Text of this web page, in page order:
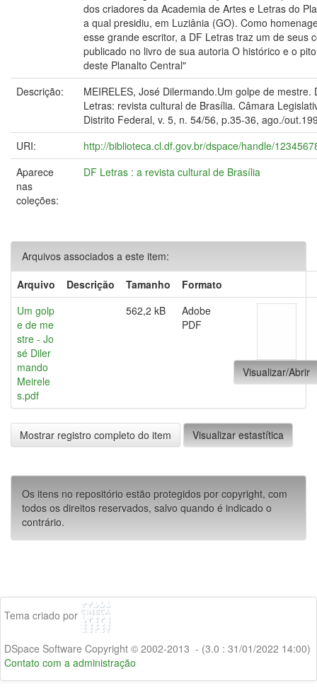
dos criadores da Academia de Artes e Letras do
a qual presidiu, em Luziânia (GO). Como
esse grande escritor, a DF Letras traz um de seus
publicado no livro de sua autoria O histórico e o
deste Planalto Central"
Descrição:
MEIRELES, José Dilermando.Um golpe de mestre.
Letras: revista cultural de Brasília. Câmara
Distrito Federal, v. 5, n. 54/56, p.35-36, ago./
URI:
http://biblioteca.cl.df.gov.br/dspace/handle/
Aparece
nas
coleções:
DF Letras : a revista cultural de Brasília
Arquivos associados a este item:
Arquivo
Descrição Tamanho
Formato
Um golp
e de me
stre - Jo
sé Diler
mando
Meirele
s.pdf
562,2 kB
Adobe
PDF
Visualizar/Abrir
Mostrar registro completo do item Visualizar estastítica
Os itens no repositório estão protegidos por copyright, com
todos os direitos reservados, salvo quando é indicado o
contrário.
Tema criado por
DSpace Software Copyright © 2002-2013 - (3.0 : 31/01/2022 14:00)
Contato com a administração